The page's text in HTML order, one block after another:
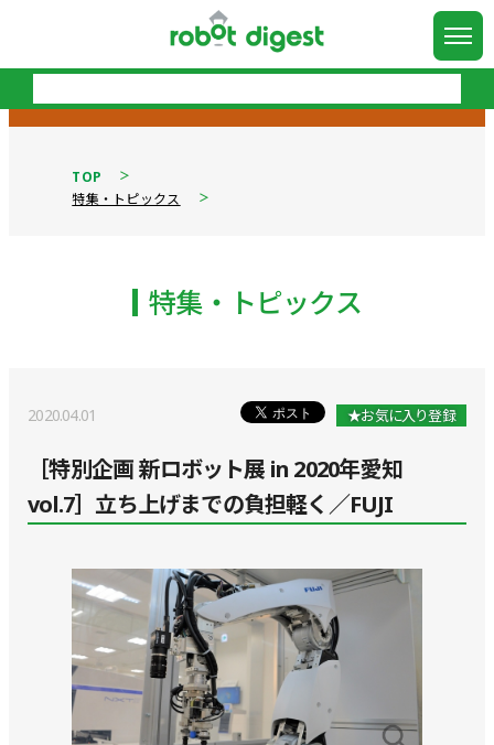
TOP
特集・トピックス
特集・トピックス
2020.04.01 ★お気に入り登録
［特別企画 新ロボット展 in 2020年愛知
vol.7］立ち上げまでの負担軽く／FUJI